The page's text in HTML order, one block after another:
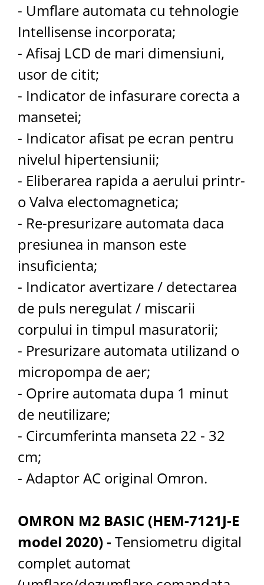
Uscatoare
Perii electrice
Articole ingrijire copii
Aspiratoare nazale
Pompe de san
Incalzitoare si sterilizatoare
Diverse
Electrocasnice & climatizare
Ventilatoare
Purificatoare
Incalzitoare corporale
Suplimente nutritive
Proteine si aminoacizi
Proteine
Aminoacizi
Alte suplimente nutritive
Uniforme si saboti medicali
Saboti medicali
Resigilate
- Umflare automata cu tehnologie
Intellisense incorporata;
- Afisaj LCD de mari dimensiuni,
usor de citit;
- Indicator de infasurare corecta a
mansetei;
- Indicator afisat pe ecran pentru
nivelul hipertensiunii;
- Eliberarea rapida a aerului printr-
o Valva electomagnetica;
- Re-presurizare automata daca
presiunea in manson este
insuficienta;
- Indicator avertizare / detectarea
de puls neregulat / miscarii
corpului in timpul masuratorii;
- Presurizare automata utilizand o
micropompa de aer;
- Oprire automata dupa 1 minut
de neutilizare;
- Circumferinta manseta 22 - 32
cm;
- Adaptor AC original Omron.
OMRON M2 BASIC (HEM-7121J-E
model 2020) - Tensiometru digital
complet automat